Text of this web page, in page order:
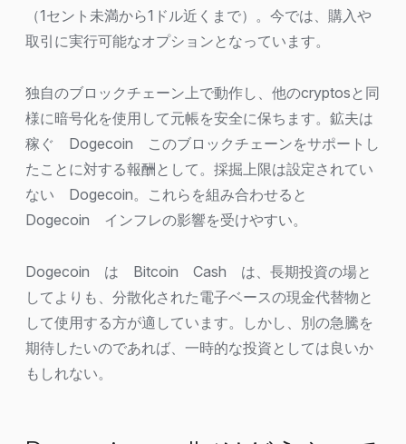
（1セント未満から1ドル近くまで）。今では、購入や
取引に実行可能なオプションとなっています。
独自のブロックチェーン上で動作し、他のcryptosと同
様に暗号化を使用して元帳を安全に保ちます。鉱夫は
稼ぐ Dogecoin このブロックチェーンをサポートし
たことに対する報酬として。採掘上限は設定されてい
ない Dogecoin。これらを組み合わせると
Dogecoin インフレの影響を受けやすい。
Dogecoin は Bitcoin Cash は、長期投資の場と
してよりも、分散化された電子ベースの現金代替物と
して使用する方が適しています。しかし、別の急騰を
期待したいのであれば、一時的な投資としては良いか
もしれない。